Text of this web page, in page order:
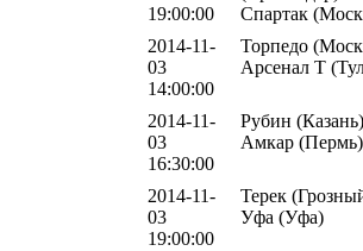
19:00:00
Спартак
2014-11-
03
14:00:00
Торпедо
Арсенал Т
2014-11-
03
16:30:00
Рубин
Амкар (Пермь)
2014-11-
03
19:00:00
Терек
Уфа (Уфа)